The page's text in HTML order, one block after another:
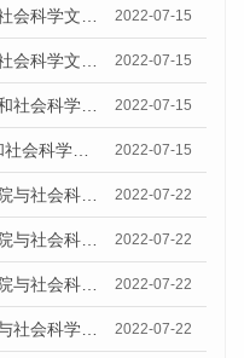
7月14日《新快网》报道我院和社会科学文献出版社联合发布的《广州蓝皮书：广州数字经济发展报告（2022）》的媒体文章 2022-07-15
7月14日《科学网》报道我院和社会科学文献出版社联合发布的《广州蓝皮书：广州数字经济发展报告（2022）》的媒体文章 2022-07-15
7月15日《南方日报》报道我院和社会科学文献出版社联合发布的《广州蓝皮书：广州数字经济发展报告（2022）》的媒体文章 2022-07-15
7月12日《花城FM》报道我院和社会科学文献出版社联合发布的《广州蓝皮书：广州数字经济发展报告（2022）》的媒体文章 2022-07-15
7月19日《中国新闻网》报道我院与社会科学文献出版社联合发布《广州蓝皮书：广州城乡融合发展报告(2022)》的媒体文章 2022-07-22
7月19日《中国发展网》报道我院与社会科学文献出版社联合发布《广州蓝皮书：广州城乡融合发展报告(2022)》的媒体文章 2022-07-22
7月19日《中国发展网》报道我院与社会科学文献出版社联合发布《广州蓝皮书：广州城乡融合发展报告(2022)》的媒体文章 2022-07-22
7月19日《时代在线》报道我院与社会科学文献出版社联合发布《广州蓝皮书：广州城乡融合发展报告(2022)》的媒体文章 2022-07-22